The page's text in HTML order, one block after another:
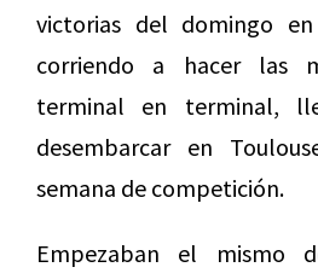
victorias del domingo en
corriendo a hacer las
terminal en terminal,
desembarcar en
semana de competición.
Empezaban el mismo